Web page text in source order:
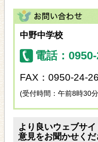
中野中学校
電話：
FAX：0950-24-
(受付時間：午前8時30
より良いウェブサ
意見をお聞かせくだ